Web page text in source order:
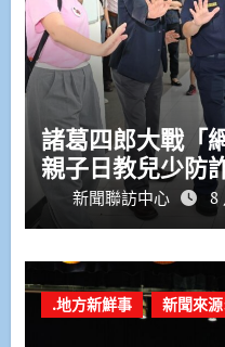
諸葛四郎大戰「
親子日教兒少防
新聞聯訪中心 8
.地方新鮮事 新聞來